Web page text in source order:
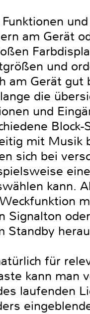
am Gerät
und
am Gerät
die
und
mit Musik
sich bei
kann.
Signalton
Standby
für
kann man
laufenden